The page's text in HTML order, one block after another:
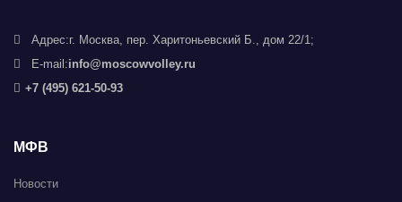
Адрес:г. Москва, пер. Харитоньевский Б., дом 22/1;
E-mail:info@moscowvolley.ru
+7 (495) 621-50-93
МФВ
Новости